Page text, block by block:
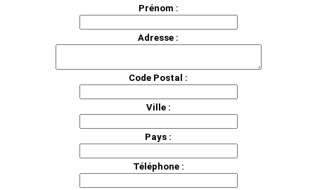
Prénom :
Adresse :
Code Postal :
Ville :
Pays :
Téléphone :